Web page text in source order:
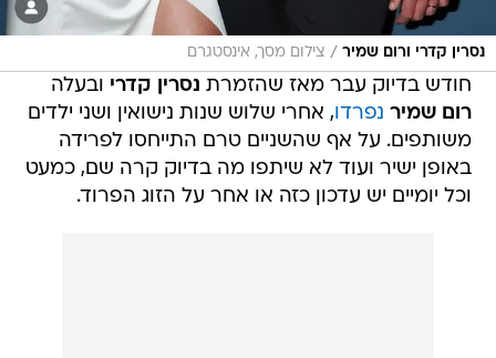
נסרין קדרי ורום שמיר / צילום מסך, אינסטגרם
חודש בדיוק עבר מאז שהזמרת נסרין קדרי ובעלה
רום שמיר נפרדו, אחרי שלוש שנות נישואין ושני ילדים
משותפים. על אף שהשניים טרם התייחסו לפרידה
באופן ישיר ועוד לא שיתפו מה בדיוק קרה שם, כמעט
וכל יומיים יש עדכון כזה או אחר על הזוג הפרוד.